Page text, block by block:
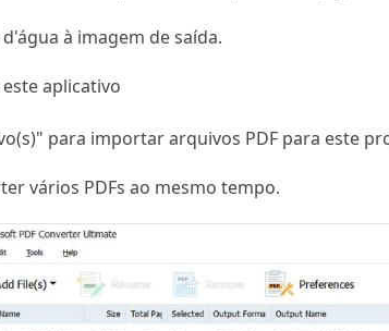
à imagem de saída.
aplicativo
para importar arquivos PDF para este
vários PDFs ao mesmo tempo.